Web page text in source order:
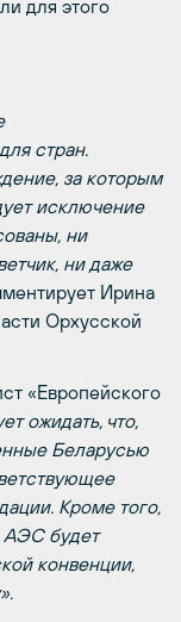
для этого
стран.
за которым
исключение
ни
ни даже
Ирина
Орхусской
«Европейского
ожидать, что,
Беларусью
Кроме того,
АЭС будет
конвенции,